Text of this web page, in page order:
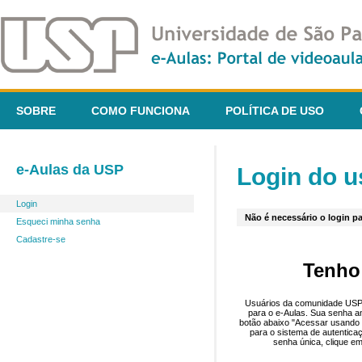
SOBRE COMO FUNCIONA POLÍTICA DE USO
e-Aulas da USP
Login
Esqueci minha senha
Cadastre-se
Login do
Não é necessário o login
Usuários da comunidade
para o e-Aulas. Sua senha
botão abaixo "Acessar
para o sistema de
senha única, clique